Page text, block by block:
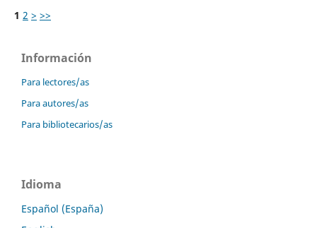
1 2 > >>
Información
Para lectores/as
Para autores/as
Para bibliotecarios/as
Idioma
Español (España)